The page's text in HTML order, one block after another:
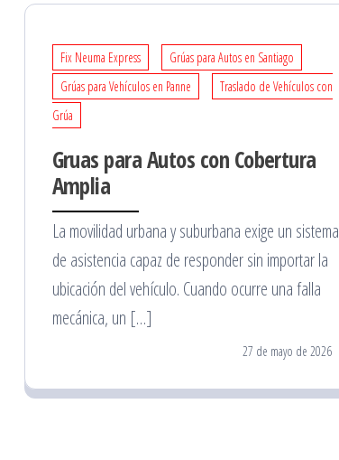
Fix Neuma Express
Grúas para Autos en Santiago
Grúas para Vehículos en Panne
Traslado de Vehículos con
Grúa
Gruas para Autos con Cobertura
Amplia
La movilidad urbana y suburbana exige un sistema
de asistencia capaz de responder sin importar la
ubicación del vehículo. Cuando ocurre una falla
mecánica, un […]
27 de mayo de 2026